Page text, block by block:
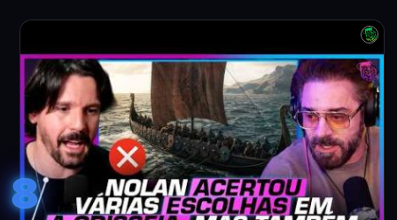
8